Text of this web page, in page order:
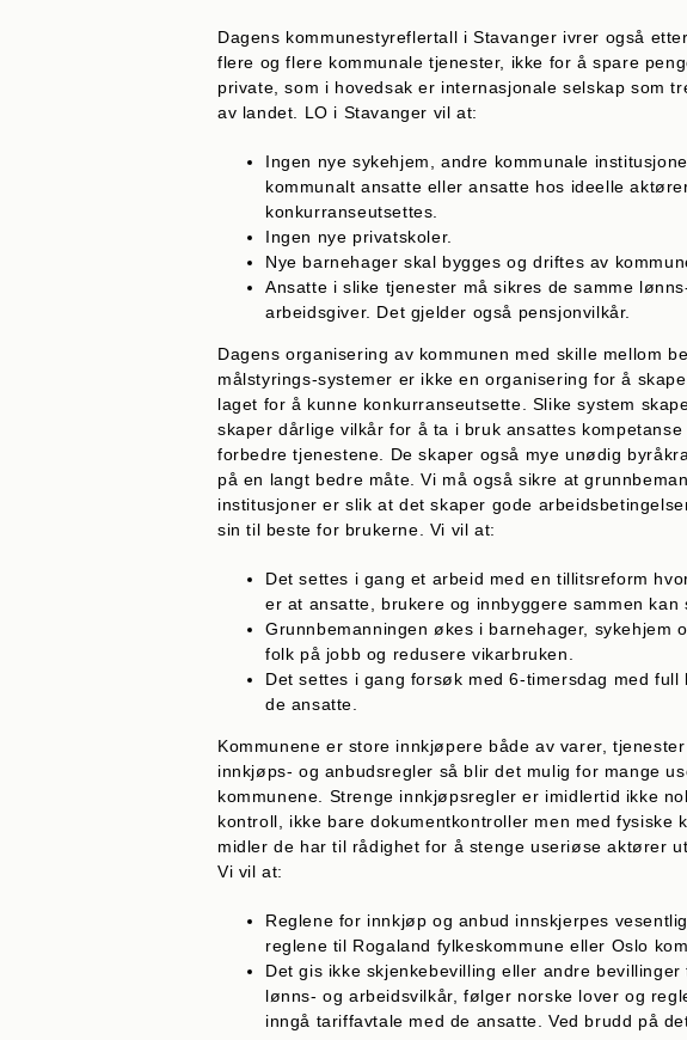
Dagens kommunestyreflertall i Stavanger ivrer også
flere og flere kommunale tjenester, ikke for å spare
private, som i hovedsak er internasjonale selskap som
av landet. LO i Stavanger vil at:
Ingen nye sykehjem, andre kommunale
kommunalt ansatte eller ansatte hos ideelle
konkurranseutsettes.
Ingen nye privatskoler.
Nye barnehager skal bygges og driftes av
Ansatte i slike tjenester må sikres de samme
arbeidsgiver. Det gjelder også pensjonvilkår.
Dagens organisering av kommunen med skille mellom
målstyrings-systemer er ikke en organisering for å
laget for å kunne konkurranseutsette. Slike system
skaper dårlige vilkår for å ta i bruk ansattes
forbedre tjenestene. De skaper også mye unødig
på en langt bedre måte. Vi må også sikre at
institusjoner er slik at det skaper gode
sin til beste for brukerne. Vi vil at:
Det settes i gang et arbeid med en tillitsreform
er at ansatte, brukere og innbyggere sammen kan
Grunnbemanningen økes i barnehager, sykehjem
folk på jobb og redusere vikarbruken.
Det settes i gang forsøk med 6-timersdag med
de ansatte.
Kommunene er store innkjøpere både av varer,
innkjøps- og anbudsregler så blir det mulig for mange
kommunene. Strenge innkjøpsregler er imidlertid ikke
kontroll, ikke bare dokumentkontroller men med fysiske
midler de har til rådighet for å stenge useriøse aktører
Vi vil at:
Reglene for innkjøp og anbud innskjerpes
reglene til Rogaland fylkeskommune eller Oslo
Det gis ikke skjenkebevilling eller andre
lønns- og arbeidsvilkår, følger norske lover og
inngå tariffavtale med de ansatte. Ved brudd på